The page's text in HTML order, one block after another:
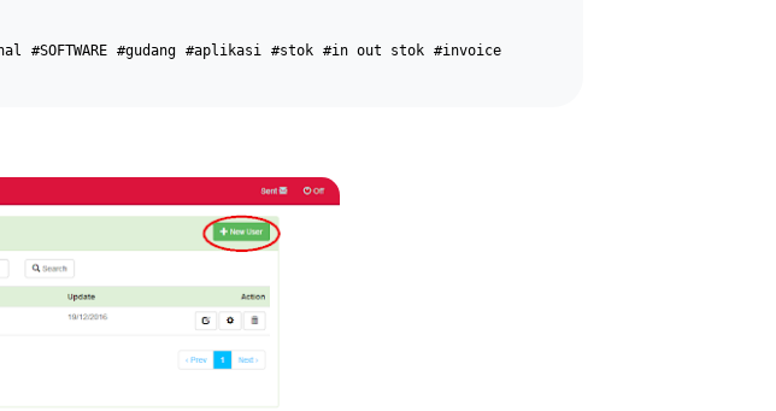
#SOFTWARE #gudang #aplikasi #stok #in out stok #invoice